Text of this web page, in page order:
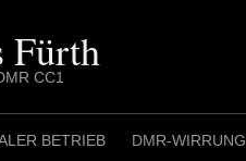
Fürth
CC1
BETRIEB DMR-